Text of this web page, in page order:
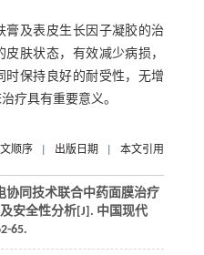
膏及表皮生长因子凝胶的治
肤状态，有效减少病损，
时保持良好的耐受性，无增
疗具有重要意义。
顺序 出版日期 本文引用
协同技术联合中药面膜治疗
安全性分析[J]. 中国现代
65.